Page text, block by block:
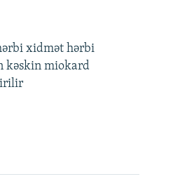
xidmət hərbi
kəskin miokard